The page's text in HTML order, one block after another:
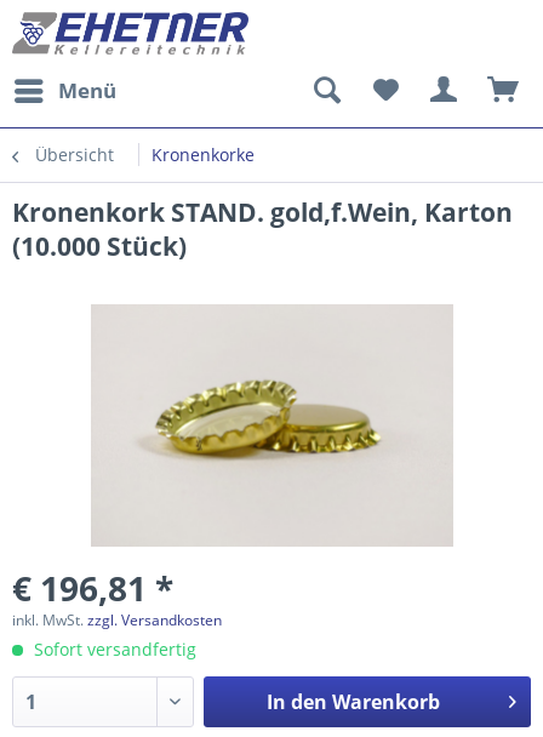
Menü
Übersicht Kronenkorke
Kronenkork STAND. gold,f.Wein, Karton
(10.000 Stück)
€ 196,81 *
inkl. MwSt.zzgl. Versandkosten
Sofort versandfertig
In den Warenkorb